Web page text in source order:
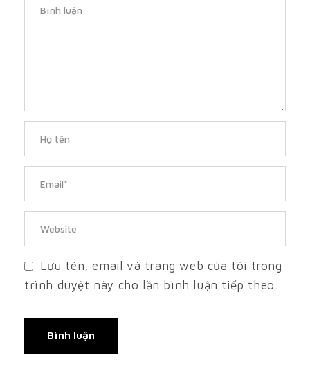
Lưu tên, email và trang web của tôi trong
trình duyệt này cho lần bình luận tiếp theo.